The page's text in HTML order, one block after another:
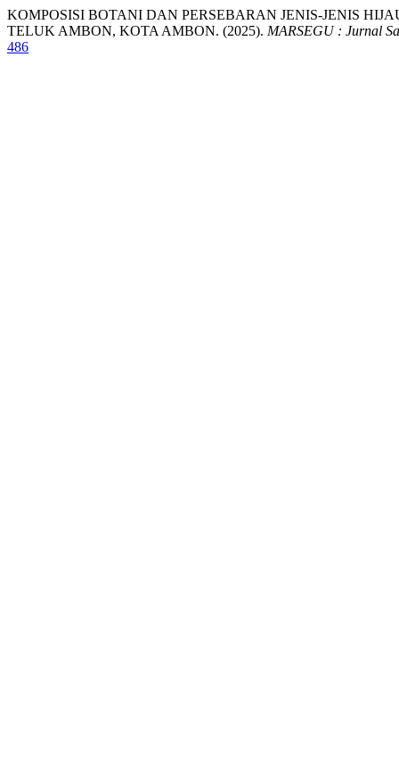
KOMPOSISI BOTANI DAN PERSEBARAN JENIS-JENIS
TELUK AMBON, KOTA AMBON. (2025). MARSEGU : Jurnal
486